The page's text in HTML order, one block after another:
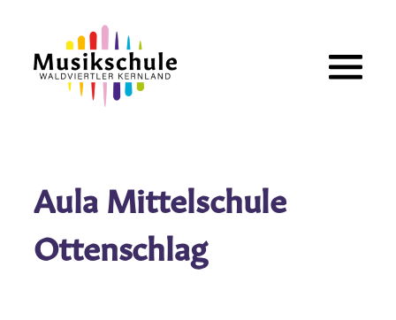
springen
Aula Mittelschule
Ottenschlag